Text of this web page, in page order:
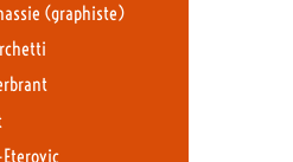
(graphiste)